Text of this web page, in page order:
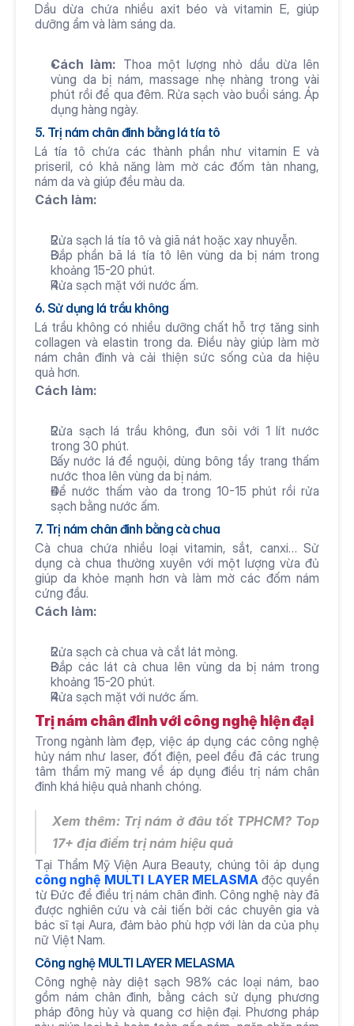
Dầu dừa chứa nhiều axit béo và vitamin E, giúp
dưỡng ẩm và làm sáng da.
Cách làm: Thoa một lượng nhỏ dầu dừa lên
vùng da bị nám, massage nhẹ nhàng trong vài
phút rồi để qua đêm. Rửa sạch vào buổi sáng. Áp
dụng hàng ngày.
5. Trị nám chân đinh bằng lá tía tô
Lá tía tô chứa các thành phần như vitamin E và
priseril, có khả năng làm mờ các đốm tàn nhang,
nám da và giúp đều màu da.
Cách làm:
Rửa sạch lá tía tô và giã nát hoặc xay nhuyễn.
Đắp phần bã lá tía tô lên vùng da bị nám trong
khoảng 15-20 phút.
Rửa sạch mặt với nước ấm.
6. Sử dụng lá trầu không
Lá trầu không có nhiều dưỡng chất hỗ trợ tăng sinh
collagen và elastin trong da. Điều này giúp làm mờ
nám chân đinh và cải thiện sức sống của da hiệu
quả hơn.
Cách làm:
Rửa sạch lá trầu không, đun sôi với 1 lít nước
trong 30 phút.
Lấy nước lá để nguội, dùng bông tẩy trang thấm
nước thoa lên vùng da bị nám.
Để nước thấm vào da trong 10-15 phút rồi rửa
sạch bằng nước ấm.
7. Trị nám chân đinh bằng cà chua
Cà chua chứa nhiều loại vitamin, sắt, canxi… Sử
dụng cà chua thường xuyên với một lượng vừa đủ
giúp da khỏe mạnh hơn và làm mờ các đốm nám
cứng đầu.
Cách làm:
Rửa sạch cà chua và cắt lát mỏng.
Đắp các lát cà chua lên vùng da bị nám trong
khoảng 15-20 phút.
Rửa sạch mặt với nước ấm.
Trị nám chân đinh với công nghệ hiện đại
Trong ngành làm đẹp, việc áp dụng các công nghệ
hủy nám như laser, đốt điện, peel đều đã các trung
tâm thẩm mỹ mang về áp dụng điều trị nám chân
đinh khá hiệu quả nhanh chóng.
Xem thêm: Trị nám ở đâu tốt TPHCM? Top
17+ địa điểm trị nám hiệu quả
công nghệ MULTI LAYER MELASMA độc quyền
từ Đức để điều trị nám chân đinh. Công nghệ này đã
được nghiên cứu và cải tiến bởi các chuyên gia và
bác sĩ tại Aura, đảm bảo phù hợp với làn da của phụ
nữ Việt Nam.
Công nghệ MULTI LAYER MELASMA
Công nghệ này diệt sạch 98% các loại nám, bao
gồm nám chân đinh, bằng cách sử dụng phương
pháp đông hủy và quang cơ hiện đại. Phương pháp